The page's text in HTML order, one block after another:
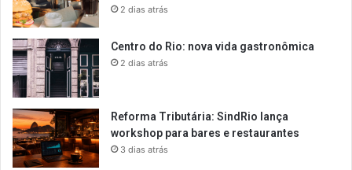
2 dias atrás
Centro do Rio: nova vida gastronômica
2 dias atrás
Reforma Tributária: SindRio lança
workshop para bares e restaurantes
3 dias atrás